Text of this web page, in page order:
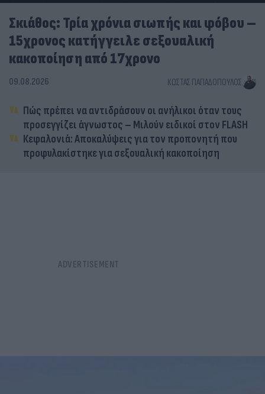
Σκιάθος: Τρία χρόνια σιωπής και φόβου –
15χρονος κατήγγειλε σεξουαλική
κακοποίηση από 17χρονο
09.08.2026 ΚΏΣΤΑΣ ΠΑΠΑΔΌΠΟΥΛΟΣ
Πώς πρέπει να αντιδράσουν οι ανήλικοι όταν τους
προσεγγίζει άγνωστος – Μιλούν ειδικοί στον FLASH
Κεφαλονιά: Αποκαλύψεις για τον προπονητή που
προφυλακίστηκε για σεξουαλική κακοποίηση